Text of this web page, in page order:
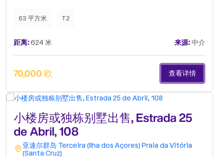
63 平方米 T2
距离:624 米 来源:中介
70,000 欧 查看详情
小楼房或独栋别墅出售, Estrada 25
de Abril, 108
亚速尔群岛 Terceira (Ilha dos Açores) Praia da Vitória
(Santa Cruz)